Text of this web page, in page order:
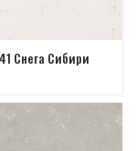
Снега Сибири